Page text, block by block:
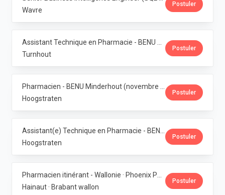
Wavre
Postuler
Turnhout
Postuler
Hoogstraten
Postuler
Hoogstraten
Postuler
Hainaut · Brabant wallon
Postuler